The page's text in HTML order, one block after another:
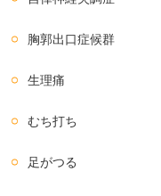
胸郭出口症候群
生理痛
むち打ち
足がつる